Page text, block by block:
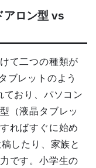
アロン型 vs
て二つの種類が
ブレットのよう
ており、パソコン
（液晶タブレッ
ればすぐに始め
したり、家族と
です。小学生の